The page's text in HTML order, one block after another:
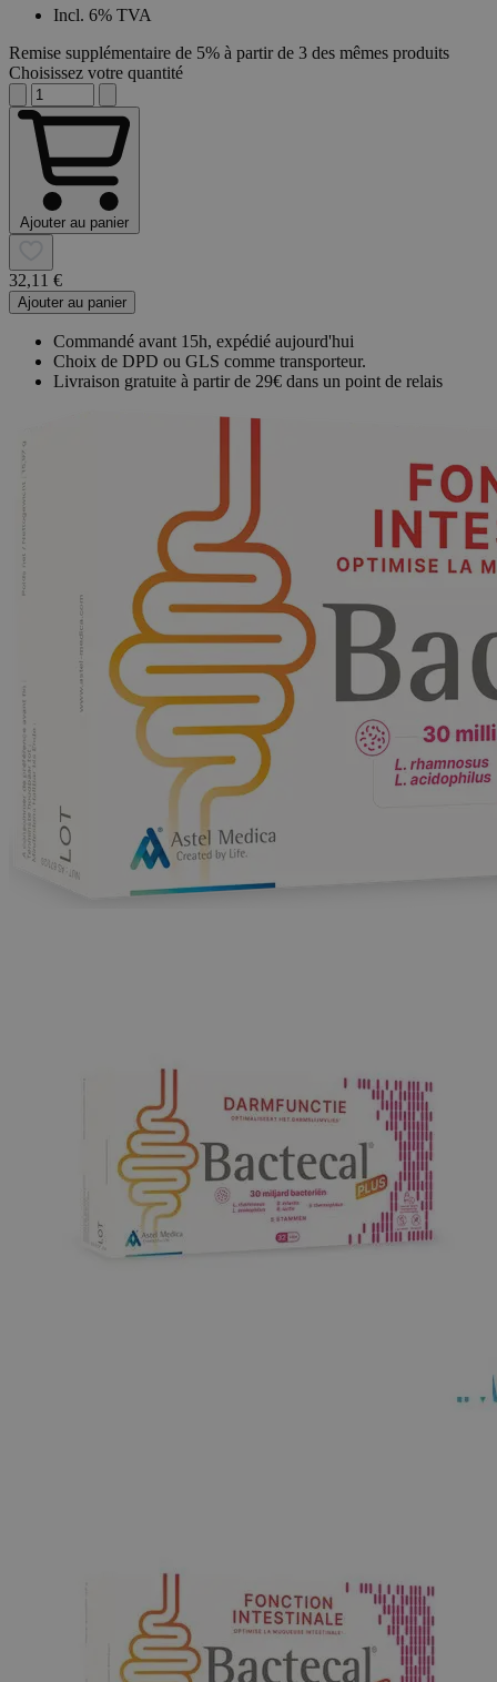
Incl. 6% TVA
Remise supplémentaire de 5% à partir de 3 des mêmes produits
Choisissez votre quantité
Ajouter au panier
32,11 €
Ajouter au panier
Commandé avant 15h, expédié aujourd'hui
Choix de DPD ou GLS comme transporteur.
Livraison gratuite à partir de 29€ dans un point de relais